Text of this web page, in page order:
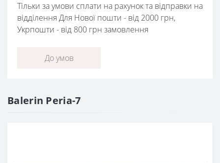
Тільки за умови сплати на рахунок та відправки на
відділення Для Нової пошти - від 2000 грн,
Укрпошти - від 800 грн замовлення
До умов
Balerin Peria-7